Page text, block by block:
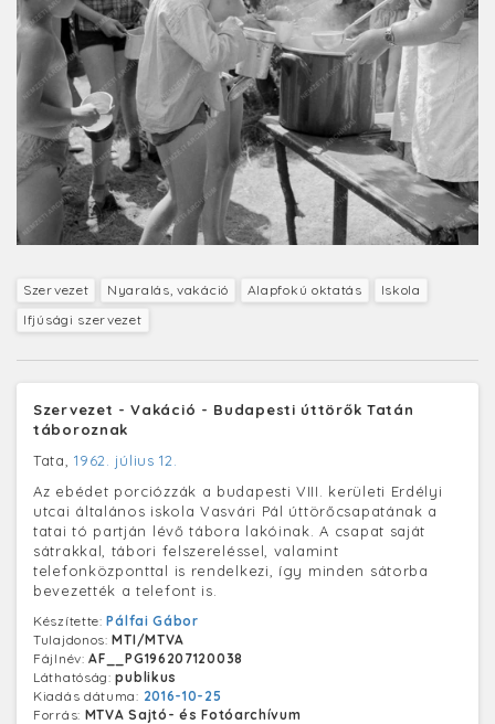
Szervezet Nyaralás, vakáció Alapfokú oktatás
Iskola
Ifjúsági szervezet
Szervezet - Vakáció - Budapesti úttörők Tatán
táboroznak
Tata,1962. július 12.
Az ebédet porciózzák a budapesti VIII. kerületi Erdélyi
utcai általános iskola Vasvári Pál úttörőcsapatának a
tatai tó partján lévő tábora lakóinak. A csapat saját
sátrakkal, tábori felszereléssel, valamint
telefonközponttal is rendelkezi, így minden sátorba
bevezették a telefont is.
Készítette:Pálfai Gábor
Tulajdonos:MTI/MTVA
Fájlnév:AF__PG196207120038
Láthatóság:publikus
Kiadás dátuma: 2016-10-25
Forrás: MTVA Sajtó- és Fotóarchívum